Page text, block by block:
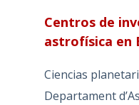
Centros de
astrofísica en
Ciencias
Departament